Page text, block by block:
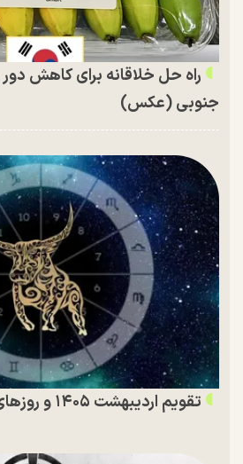
راه حل خلاقانه برای کاهش دور
جنوبی (عکس)
تقویم اردیبهشت ۱۴۰۵ و روز‌های تعطیل این ماه